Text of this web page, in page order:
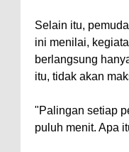
Selain itu,
ini menilai,
berlangsung
itu, tidak akan
"Palingan setiap
puluh menit. Apa